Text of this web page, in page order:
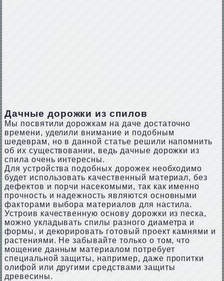
Дачные дорожки из спилов
Мы посвятили дорожкам на даче достаточно
времени, уделили внимание и подобным
шедеврам, но в данной статье решили напомнить
об их существовании, ведь дачные дорожки из
спила очень интересны.
Для устройства подобных дорожек необходимо
будет использовать качественный материал, без
дефектов и порчи насекомыми, так как именно
прочность и надежность являются основными
факторами выбора материалов для настила.
Устроив качественную основу дорожки из песка,
можно укладывать спилы разного диаметра и
формы, и декорировать готовый проект камнями и
растениями. Не забывайте только о том, что
мощение данным материалом потребует
специальной защиты, например, даже пропитки
олифой или другими средствами защиты
древесины.